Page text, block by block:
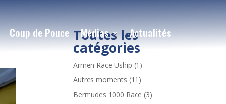
Coup de Pouce Médias Actualités
Toutes les
catégories
Armen Race Uship (1)
Autres moments (11)
Bermudes 1000 Race (3)